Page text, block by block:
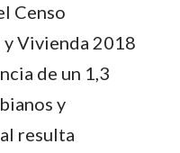
Censo
Vivienda 2018
de un 1,3
y
resulta